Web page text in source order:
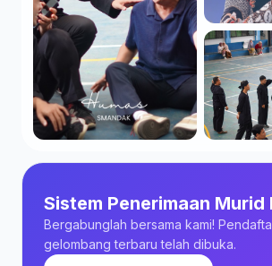
Sistem Penerimaan Murid
Bergabunglah bersama kami!
gelombang terbaru telah dibuka.